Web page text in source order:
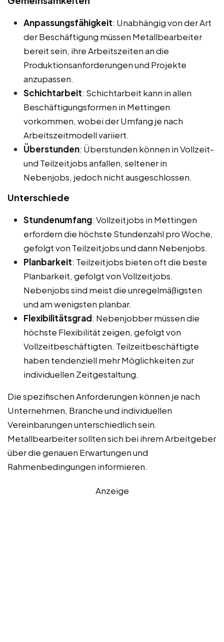
Anpassungsfähigkeit: Unabhängig von der Art
der Beschäftigung müssen Metallbearbeiter
bereit sein, ihre Arbeitszeiten an die
Produktionsanforderungen und Projekte
anzupassen.
Schichtarbeit: Schichtarbeit kann in allen
Beschäftigungsformen in Mettingen
vorkommen, wobei der Umfang je nach
Arbeitszeitmodell variiert.
Überstunden: Überstunden können in Vollzeit-
und Teilzeitjobs anfallen, seltener in
Nebenjobs, jedoch nicht ausgeschlossen.
Unterschiede
Stundenumfang: Vollzeitjobs in Mettingen
erfordern die höchste Stundenzahl pro Woche,
gefolgt von Teilzeitjobs und dann Nebenjobs.
Planbarkeit: Teilzeitjobs bieten oft die beste
Planbarkeit, gefolgt von Vollzeitjobs.
Nebenjobs sind meist die unregelmäßigsten
und am wenigsten planbar.
Flexibilitätsgrad: Nebenjobber müssen die
höchste Flexibilität zeigen, gefolgt von
Vollzeitbeschäftigten. Teilzeitbeschäftigte
haben tendenziell mehr Möglichkeiten zur
individuellen Zeitgestaltung.
Die spezifischen Anforderungen können je nach
Unternehmen, Branche und individuellen
Vereinbarungen unterschiedlich sein.
Metallbearbeiter sollten sich bei ihrem Arbeitgeber
über die genauen Erwartungen und
Rahmenbedingungen informieren.
Anzeige